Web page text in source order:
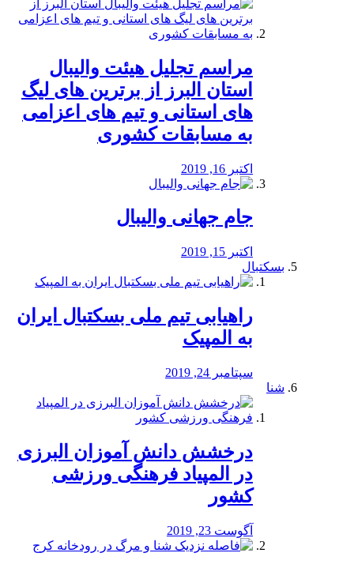
مراسم تجلیل هیئت والیبال
استان البرز از برترین های لیگ
های استانی و تیم های اعزامی
به مسابقات کشوری
اکتبر 16, 2019
جام جهانی والیبال
اکتبر 15, 2019
بسکتبال
راهیابی تیم ملی بسکتبال ایران
به المپیک
سپتامبر 24, 2019
شنا
درخشش دانش آموزان البرزی
در المپیاد فرهنگی ورزشی
کشور
آگوست 23, 2019